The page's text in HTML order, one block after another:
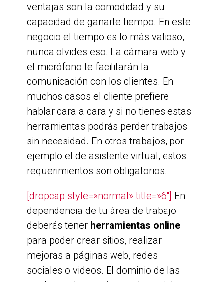
ventajas son la comodidad y su
capacidad de ganarte tiempo. En este
negocio el tiempo es lo más valioso,
nunca olvides eso. La cámara web y
el micrófono te facilitarán la
comunicación con los clientes. En
muchos casos el cliente prefiere
hablar cara a cara y si no tienes estas
herramientas podrás perder trabajos
sin necesidad. En otros trabajos, por
ejemplo el de asistente virtual, estos
requerimientos son obligatorios.
[dropcap style=»normal» title=»6″] En
dependencia de tu área de trabajo
deberás tener herramientas online
para poder crear sitios, realizar
mejoras a páginas web, redes
sociales o videos. El dominio de las